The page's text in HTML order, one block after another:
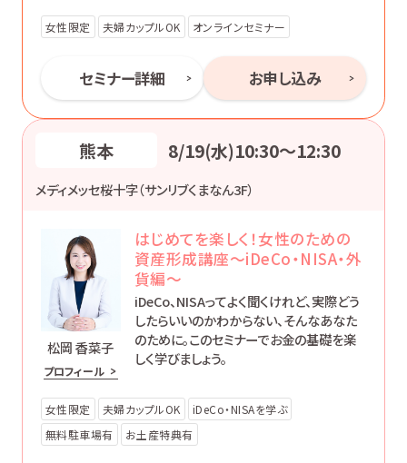
産形成について丁寧にお伝えします。
女性限定 夫婦カップルOK オンラインセミナー
セミナー詳細 お申し込み
熊本 8/19(水)10:30〜12:30
メディメッセ桜十字（サンリブくまなん3F）
松岡 香菜子
プロフィール
はじめてを楽しく！女性のための
資産形成講座～iDeCo・NISA・外
貨編～
iDeCo、NISAってよく聞くけれど、実際どう
したらいいのかわからない、そんなあなた
のために。このセミナーでお金の基礎を楽
しく学びましょう。
女性限定 夫婦カップルOK
iDeCo・NISAを学ぶ
無料駐車場有
お土産特典有